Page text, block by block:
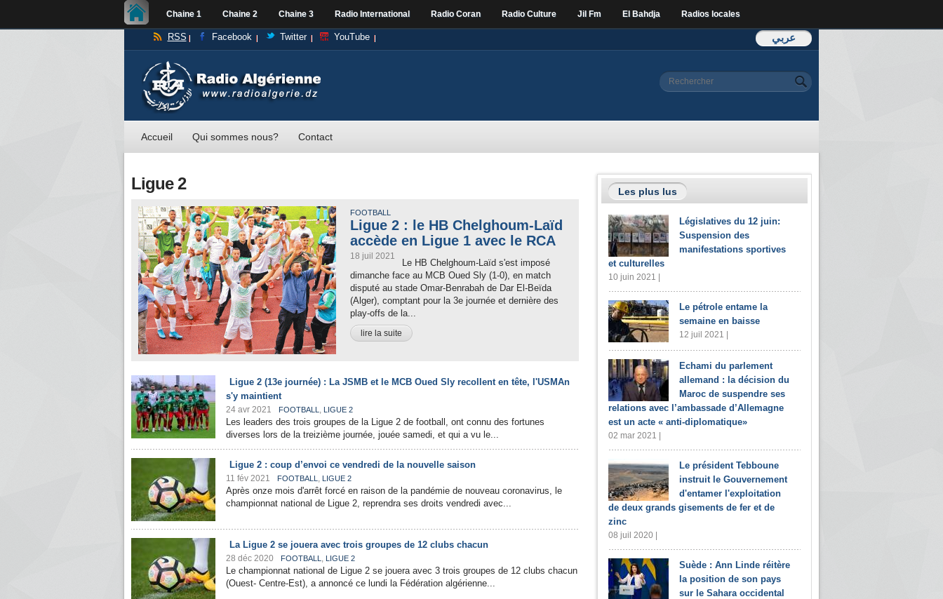
Chaine 1 Chaine 2 Chaine 3 Radio International Radio Coran Radio Culture Jil Fm El Bahdja Radios locales
عربي RSS Facebook Twitter YouTube
Formulaire de
Rechercher
Accueil Qui sommes nous? Contact
Ligue 2
FOOTBALL
Ligue 2 : le HB Chelghoum-Laïd
accède en Ligue 1 avec le RCA
18 juil 2021
Le HB Chelghoum-Laïd s'est imposé
dimanche face au MCB Oued Sly (1-0), en match
disputé au stade Omar-Benrabah de Dar El-Beïda
(Alger), comptant pour la 3e journée et dernière des
play-offs de la...
lire la suite
Ligue 2 (13e journée) : La JSMB et le MCB Oued Sly recollent en tête, l'USMAn
s'y maintient
24 avr 2021 FOOTBALL , LIGUE 2
Les leaders des trois groupes de la Ligue 2 de football, ont connu des fortunes
diverses lors de la treizième journée, jouée samedi, et qui a vu le...
Ligue 2 : coup d’envoi ce vendredi de la nouvelle saison
11 fév 2021 FOOTBALL , LIGUE 2
Après onze mois d'arrêt forcé en raison de la pandémie de nouveau coronavirus, le
championnat national de Ligue 2, reprendra ses droits vendredi avec...
La Ligue 2 se jouera avec trois groupes de 12 clubs chacun
28 déc 2020 FOOTBALL , LIGUE 2
Le championnat national de Ligue 2 se jouera avec 3 trois groupes de 12 clubs chacun
(Ouest- Centre-Est), a annoncé ce lundi la Fédération algérienne...
Les plus lus
Législatives du 12 juin:
Suspension des
manifestations sportives
et culturelles
10 juin 2021 |
Le pétrole entame la
semaine en baisse
12 juil 2021 |
Echami du parlement
allemand : la décision du
Maroc de suspendre ses
relations avec l’ambassade d’Allemagne
est un acte « anti-diplomatique»
02 mar 2021 |
Le président Tebboune
instruit le Gouvernement
d'entamer l'exploitation
de deux grands gisements de fer et de
zinc
08 juil 2020 |
Suède : Ann Linde réitère
la position de son pays
sur le Sahara occidental